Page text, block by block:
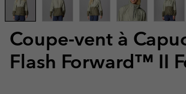
Coupe-vent à
Flash Forward™ II